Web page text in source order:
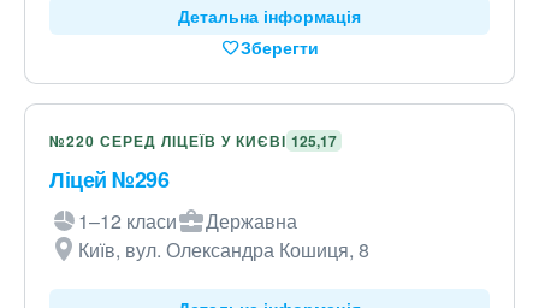
Детальна інформація
Зберегти
№220 СЕРЕД ЛІЦЕЇВ У КИЄВІ 125,17
Ліцей №296
1–12 класи
Державна
Київ, вул. Олександра Кошиця, 8